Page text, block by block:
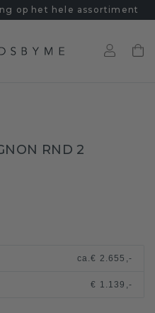
op het hele assortiment
RND 2
ca.€ 2.655,-
€ 1.139,-